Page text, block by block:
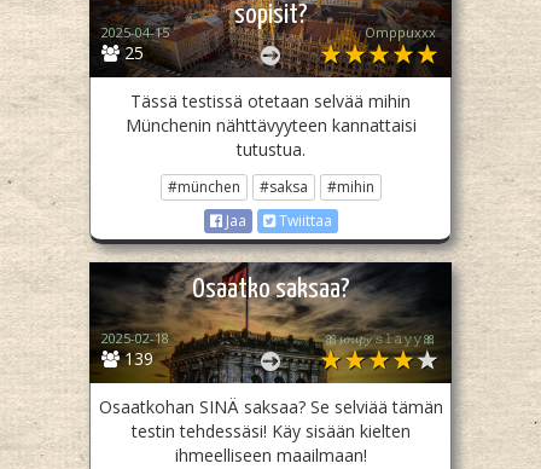
sopisit?
25
2025-04-15 Omppuxxx
Tässä testissä otetaan selvää mihin
Münchenin nähttävyyteen kannattaisi
tutustua.
#münchen #saksa
#mihin
Jaa
Twiittaa
Osaatko saksaa?
139
2025-02-18 🎀𝓼𝓸𝓾𝓹𝔂 𝚜𝚕𝚊𝚢𝚢🎀
Osaatkohan SINÄ saksaa? Se selviää tämän
testin tehdessäsi! Käy sisään kielten
ihmeelliseen maailmaan!